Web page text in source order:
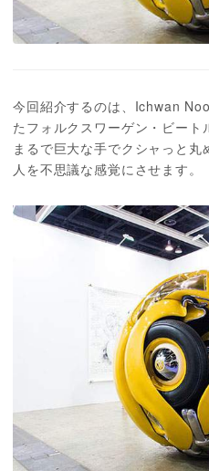
今回紹介するのは、Ichwan
たフォルクスワーゲン・ビート
まるで巨大な手でクシャっと
人を不思議な感覚にさせます。